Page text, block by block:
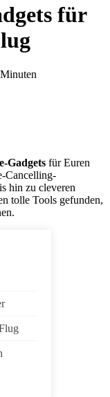
für
Gadgets für Euren
Cancelling-
hin zu cleveren
tolle Tools gefunden,